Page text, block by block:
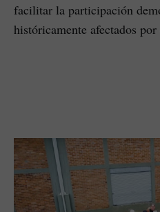
facilitar la participación
históricamente afectados